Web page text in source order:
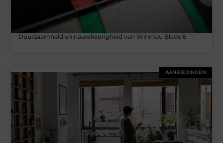
Duurzaamheid en nauwkeurigheid van Winmau Blade 6
AANBIEDINGEN